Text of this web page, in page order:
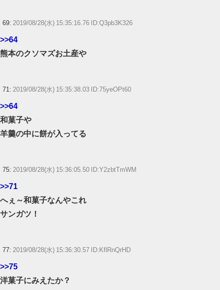
69: 2019/08/28(水) 15:35:16.76 ID:Q3pb3K326
>>64
熊本のクソマズお土産や
71: 2019/08/28(水) 15:35:38.03 ID:75yeOPt60
>>64
和菓子や
羊羹の中に餅が入ってる
75: 2019/08/28(水) 15:36:05.50 ID:Y2zbtTmWM
>>71
へぇ～和菓子なんやこれ
サンガツ！
77: 2019/08/28(水) 15:36:30.57 ID:KflRnQrHD
>>75
洋菓子にみえたか？